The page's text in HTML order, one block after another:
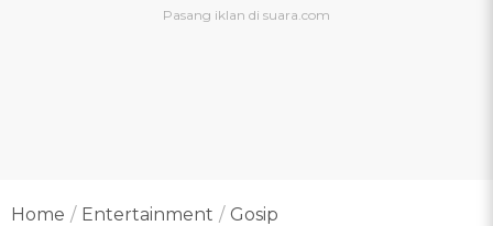
Home Entertainment Gosip